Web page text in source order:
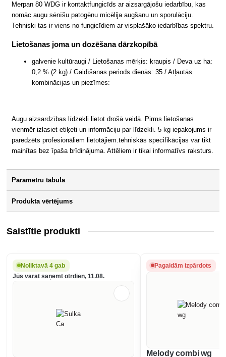
Merpan 80 WDG ir kontaktfungicīds ar aizsargājošu iedarbību, kas
nomāc augu sēnīšu patogēnu micēlija augšanu un sporulāciju.
Tehniski tas ir viens no fungicīdiem ar visplašāko iedarbības spektru.
Lietošanas joma un dozēšana dārzkopībā
galvenie kultūraugi / Lietošanas mērķis: kraupis / Deva uz ha:
0,2 % (2 kg) / Gaidīšanas periods dienās: 35 / Atļautās
kombinācijas un piezīmes:
Augu aizsardzības līdzekli lietot drošā veidā. Pirms lietošanas
vienmēr izlasiet etiķeti un informāciju par līdzekli. 5 kg iepakojums ir
paredzēts profesionāliem lietotājiem.tehniskās specifikācijas var tikt
mainītas bez īpaša brīdinājuma. Attēliem ir tikai informatīvs raksturs.
Parametru tabula
Produkta vērtējums
Saistītie produkti
Noliktavā 4 gab
Jūs varat saņemt otrdien, 11.08.
Pagaidām izpārdots
Melody combi wg